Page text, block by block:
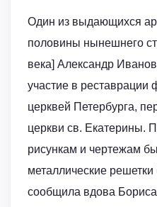
Один из выдающихся
половины нынешнего
века] Александр
участие в реставрации
церквей Петербурга,
церкви св. Екатерины.
рисункам и чертежам
металлические
сообщила вдова